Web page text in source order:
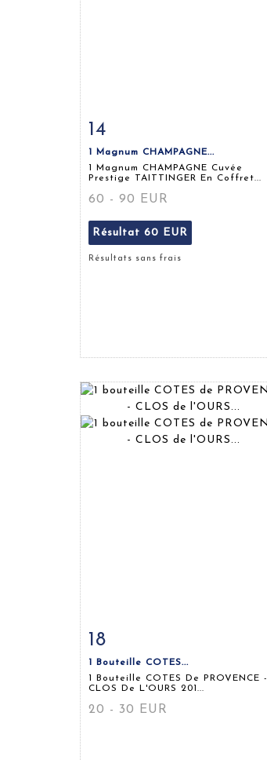
Fiche détaillée
14
1 Magnum CHAMPAGNE...
1 Magnum CHAMPAGNE Cuvée
Prestige TAITTINGER En Coffret...
60 - 90 EUR
Résultat 60 EUR
Résultats sans frais
Fiche détaillée
18
1 Bouteille COTES...
1 Bouteille COTES De PROVENCE -
CLOS De L'OURS 201...
20 - 30 EUR